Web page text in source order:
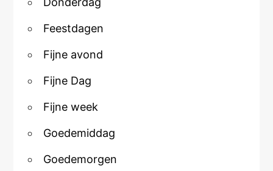
Feestdagen
Fijne avond
Fijne Dag
Fijne week
Goedemiddag
Goedemorgen